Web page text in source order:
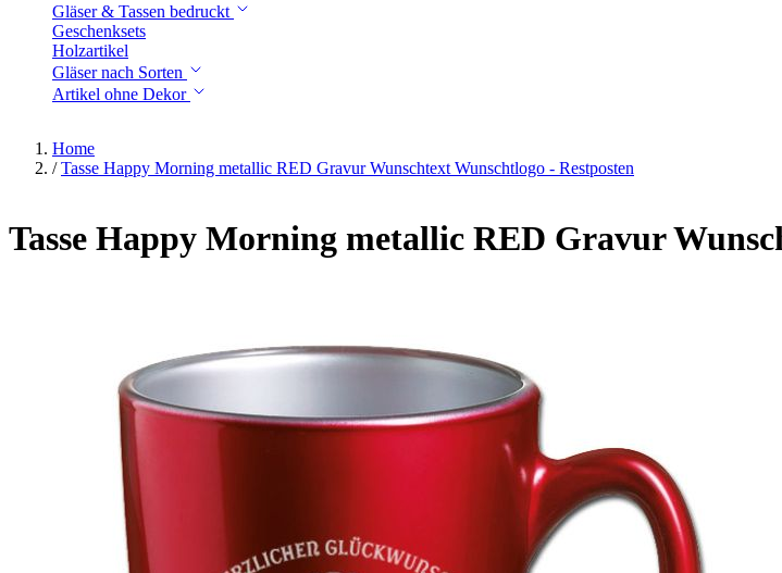
Gläser & Tassen bedruckt
Geschenksets
Holzartikel
Gläser nach Sorten
Artikel ohne Dekor
Home
/ Tasse Happy Morning metallic RED Gravur Wunschtext Wunschtlogo - Restposten
Tasse Happy Morning metallic RED Gravur